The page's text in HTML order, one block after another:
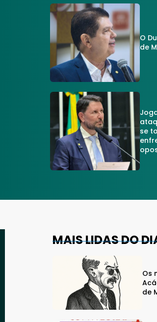
O
de
se
MAIS LIDAS DO
Os
de